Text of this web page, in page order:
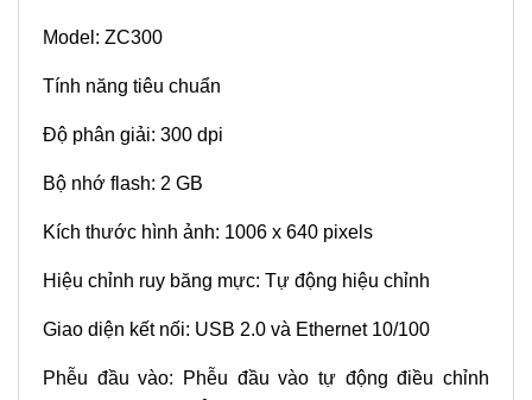
Model: ZC300
Tính năng tiêu chuẩn
Độ phân giải: 300 dpi
Bộ nhớ flash: 2 GB
Kích thước hình ảnh: 1006 x 640 pixels
Hiệu chỉnh ruy băng mực: Tự động hiệu chỉnh
Giao diện kết nối: USB 2.0 và Ethernet 10/100
Phễu đầu vào: Phễu đầu vào tự động điều chỉnh